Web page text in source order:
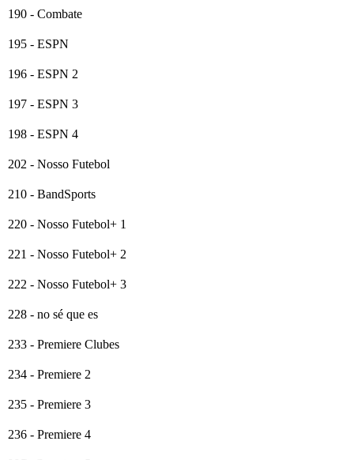
190 - Combate
195 - ESPN
196 - ESPN 2
197 - ESPN 3
198 - ESPN 4
202 - Nosso Futebol
210 - BandSports
220 - Nosso Futebol+ 1
221 - Nosso Futebol+ 2
222 - Nosso Futebol+ 3
228 - no sé que es
233 - Premiere Clubes
234 - Premiere 2
235 - Premiere 3
236 - Premiere 4